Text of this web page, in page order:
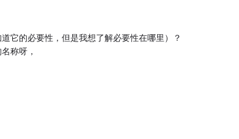
它的必要性，但是我想了解必要性在哪里）？
称呀，